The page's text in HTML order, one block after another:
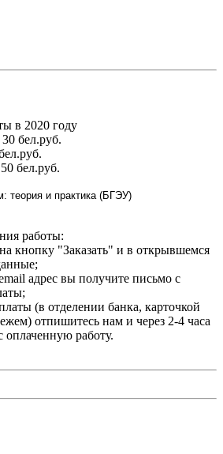
работы в 2020 году
бел.руб.
бел.руб.
работы:
кнопку "Заказать" и в открывшемся
адрес вы получите письмо с
(в отделении банка, карточкой
отпишитесь нам и через 2-4 часа
оплаченную работу.